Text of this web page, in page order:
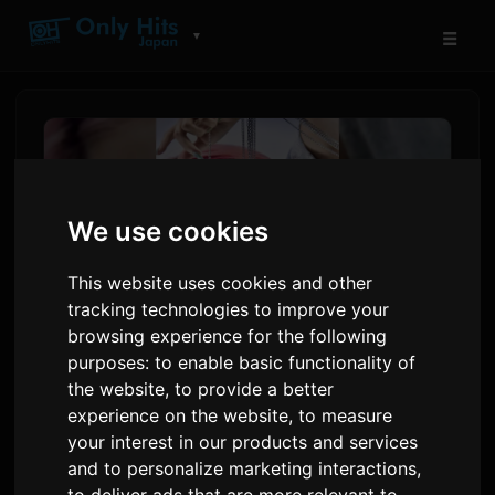
We use cookies
This website uses cookies and other
tracking technologies to improve your
browsing experience for the following
purposes:to enable basic functionality of
the website,to provide a better
experience on the website,to measure
your interest in our products and services
and to personalize marketing interactions,
▼ ☰
શિહોરીએ રિલીઝ કર્યો 'જ્યારે મેં
મરવાનું નક્કી ન કર્યું', વ્યક્તિગત
સંઘર્ષમાંથી જન્મેલો ગીત